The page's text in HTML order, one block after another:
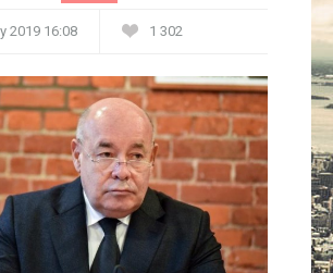
Güney Azərbaycan
Mədəniyyət
Müsahibə
2019 16:08 1 302